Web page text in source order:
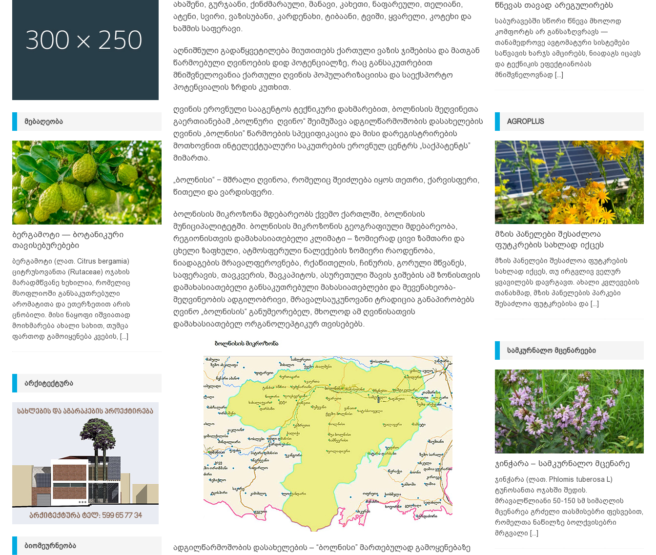
ახაშენი, გურჯაანი, ქინძმარაული, მანავი, კახეთი, ნაფარეული, თელიანი,
ატენი, სვირი, ვაზისუბანი, კარდენახი, ტიბაანი, ტვიში, ყვარელი, კოტეხი და
ხაშმის საფერავი.
აღნიშნული გადაწყვეტილება მიუთითებს ქართული ვაზის ჯიშებისა და მათგან
წარმოებული ღვინოების დიდ პოტენციალზე, რაც განსაკუთრებით
მნიშვნელოვანია ქართული ღვინის პოპულარიზაციისა და საექსპორტო
პოტენციალის ზრდის კუთხით.
ღვინის ეროვნული სააგენტოს ტექნიკური დახმარებით, ბოლნისის მეღვინეთა
გაერთიანებამ „ბოლნური ღვინო“ შეიმუშავა ადგილწარმოშობის დასახელების
ღვინის „ბოლნისი” წარმოების სპეციფიკაცია და მისი დარეგისტრირების
მოთხოვნით ინტელექტუალური საკუთრების ეროვნულ ცენტრს „საქპატენტს”
მიმართა.
„ბოლნისი“ − მშრალი ღვინოა, რომელიც შეიძლება იყოს თეთრი, ქარვისფერი,
წითელი და ვარდისფერი.
ბოლნისის მიკროზონა მდებარეობს ქვემო ქართლში, ბოლნისის
მუნიციპალიტეტში. ბოლნისის მიკროზონის გეოგრაფიული მდებარეობა,
რეგიონისთვის დამახასიათებელი კლიმატი – ზომიერად ცივი ზამთარი და
ცხელი ზაფხული, ატმოსფერული ნალექების ზომიერი რაოდენობა,
ნიადაგების მრავალფეროვნება, რქაწითელის, ჩინურის, გორული მწვანეს,
საფერავის, თავკვერის, შავკაპიტოს, ასურეთული შავის ჯიშების ამ ზონისთვის
დამახასიათებელი განსაკუთრებული მახასიათებლები და მევენახეობა-
მეღვინეობის ადგილობრივი, მრავალსაუკუნოვანი ტრადიცია განაპირობებს
ღვინო „ბოლნისის“ განუმეორებელ, მხოლოდ ამ ღვინისათვის
დამახასიათებელ ორგანოლეპტიკურ თვისებებს.
ადგილწარმოშობის დასახელების – “ბოლნისი” მართებულად გამოყენებაზე
ᲛᲔᲑᲐᲦᲔᲝᲑᲐ
ბერგამოტი — ბოტანიკური
თავისებურებები
ბერგამოტი (ლათ. Citrus bergamia)
ციტრუსოვანთა (Rutaceae) ოჯახის
მარადმწვანე ხეხილია, რომელიც
მსოფლიოში განსაკუთრებული
არომატითა და ეთერზეთით არის
ცნობილი. მისი ნაყოფი იშვიათად
მოიხმარება ახალი სახით, თუმცა
ფართოდ გამოიყენება კვების,
[...]
ᲐᲠᲥᲘᲢᲔᲥᲢᲣᲠᲐ
ᲑᲘᲝᲛᲔᲣᲠᲜᲔᲝᲑᲐ
წნევას თავად არეგულირებს
საბურავებში სწორი წნევა მხოლოდ
კომფორტს არ განსაზღვრავს —
თანამედროვე ავტომატური სისტემები
საწვავის ხარჯს ამცირებს, ნიადაგს იცავს
და ტექნიკის ეფექტიანობას
მნიშვნელოვნად [...]
AGROPLUS
მზის პანელები შესაძლოა
ფუტკრების სახლად იქცეს
მზის პანელები შესაძლოა ფუტკრების
სახლად იქცეს, თუ ირგვლივ ველურ
ყვავილებს დავრგავთ. ახალი კვლევების
თანახმად, მზის პანელების პარკები
შესაძლოა ფუტკრებისა და [...]
ᲡᲐᲛᲙᲣᲠᲜᲐᲚᲝ ᲛᲪᲔᲜᲐᲠᲔᲔᲑᲘ
ჯინჭარა – სამკურნალო მცენარე
ჯინჭარა (ლათ. Phlomis tuberosa L)
ტუჩოსანთა ოჯახში შედის.
მრავალწლიანი 50-150 სმ სიმაღლის
მცენარეა გრძელი თასმისებრი ფესვებით,
რომელთა ნაწილზე ბოლქვისებრი
მრგვალი [...]